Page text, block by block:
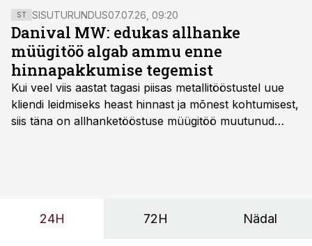
soovitusi, kuidas valmistuda eesootavaks
aruandluskohustuseks.
ST SISUTURUNDUS07.07.26, 09:20
Danival MW: edukas allhanke
müügitöö algab ammu enne
hinnapakkumise tegemist
Kui veel viis aastat tagasi piisas metallitööstustel uue
kliendi leidmiseks heast hinnast ja mõnest kohtumisest,
siis täna on allhanketööstuse müügitöö muutunud
24H 72H Nädal